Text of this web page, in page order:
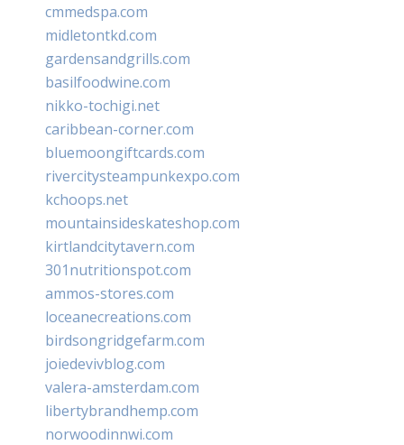
cmmedspa.com
midletontkd.com
gardensandgrills.com
basilfoodwine.com
nikko-tochigi.net
caribbean-corner.com
bluemoongiftcards.com
rivercitysteampunkexpo.com
kchoops.net
mountainsideskateshop.com
kirtlandcitytavern.com
301nutritionspot.com
ammos-stores.com
loceanecreations.com
birdsongridgefarm.com
joiedevivblog.com
valera-amsterdam.com
libertybrandhemp.com
norwoodinnwi.com